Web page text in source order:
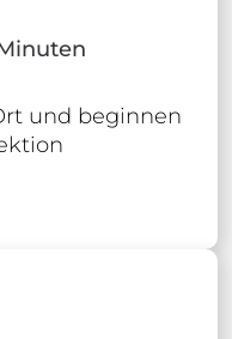
und beginnen